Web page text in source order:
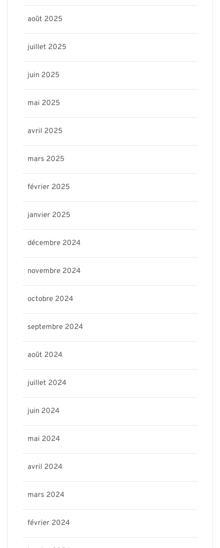
août 2025
juillet 2025
juin 2025
mai 2025
avril 2025
mars 2025
février 2025
janvier 2025
décembre 2024
novembre 2024
octobre 2024
septembre 2024
août 2024
juillet 2024
juin 2024
mai 2024
avril 2024
mars 2024
février 2024